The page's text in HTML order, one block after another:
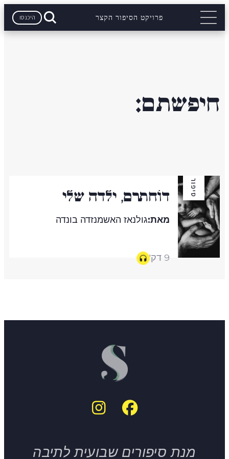
פרויקט הסיפור הקצר היכנסו
חיפשתם:
סיפור דוֹחְתָרֶם, ילדה שלי
מאת:גולנאז האשמנזדה בונדה
9 דק'
מנת סיפורים שבועית לתיבה